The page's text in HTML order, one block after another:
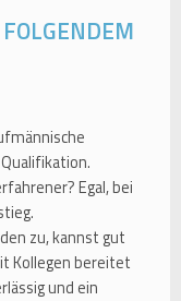
Egal, bei
zu, kannst gut
Kollegen bereitet
und ein